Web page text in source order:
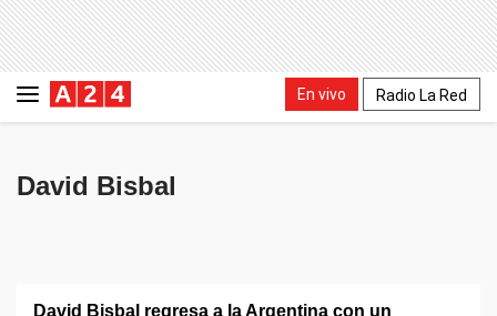
En vivo Radio La Red
David Bisbal
David Bisbal regresa a la Argentina con un